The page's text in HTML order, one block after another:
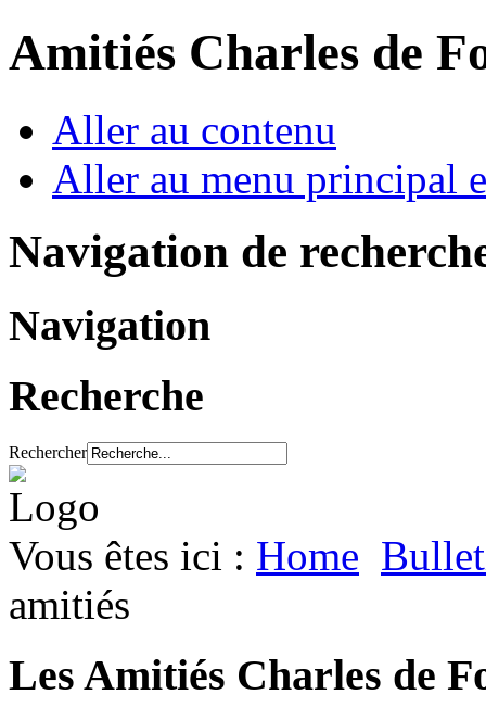
Amitiés Charles de
Aller au contenu
Aller au menu principal
Navigation de
Navigation
Recherche
Rechercher
Vous êtes ici : Home
amitiés
Les Amitiés Charles de